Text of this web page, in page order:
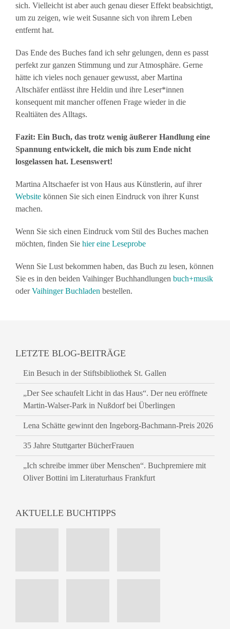
sich. Vielleicht ist aber auch genau dieser Effekt beabsichtigt,
um zu zeigen, wie weit Susanne sich von ihrem Leben
entfernt hat.
Das Ende des Buches fand ich sehr gelungen, denn es passt
perfekt zur ganzen Stimmung und zur Atmosphäre. Gerne
hätte ich vieles noch genauer gewusst, aber Martina
Altschäfer entlässt ihre Heldin und ihre Leser*innen
konsequent mit mancher offenen Frage wieder in die
Realtiäten des Alltags.
Fazit: Ein Buch, das trotz wenig äußerer Handlung eine
Spannung entwickelt, die mich bis zum Ende nicht
losgelassen hat. Lesenswert!
Martina Altschaefer ist von Haus aus Künstlerin, auf ihrer
Website können Sie sich einen Eindruck von ihrer Kunst
machen.
Wenn Sie sich einen Eindruck vom Stil des Buches machen
möchten, finden Sie hier eine Leseprobe
Wenn Sie Lust bekommen haben, das Buch zu lesen, können
Sie es in den beiden Vaihinger Buchhandlungen buch+musik
oderVaihinger Buchladen bestellen.
LETZTE BLOG-BEITRÄGE
Ein Besuch in der Stiftsbibliothek St. Gallen
„Der See schaufelt Licht in das Haus“. Der neu eröffnete
Martin-Walser-Park in Nußdorf bei Überlingen
Lena Schätte gewinnt den Ingeborg-Bachmann-Preis 2026
35 Jahre Stuttgarter BücherFrauen
„Ich schreibe immer über Menschen“. Buchpremiere mit
Oliver Bottini im Literaturhaus Frankfurt
AKTUELLE BUCHTIPPS